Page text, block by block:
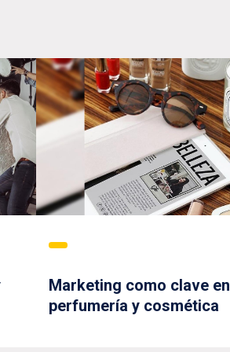
Marketing como clave en
perfumería y cosmética